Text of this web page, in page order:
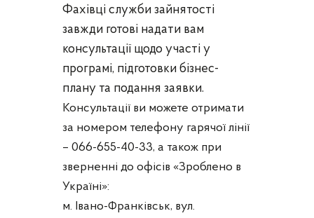
Фахівці служби зайнятості
завжди готові надати вам
консультації щодо участі у
програмі, підготовки бізнес-
плану та подання заявки.
Консультації ви можете отримати
за номером телефону гарячої лінії
– 066-655-40-33, а також при
зверненні до офісів «Зроблено в
Україні»:
м. Івано-Франківськ, вул.